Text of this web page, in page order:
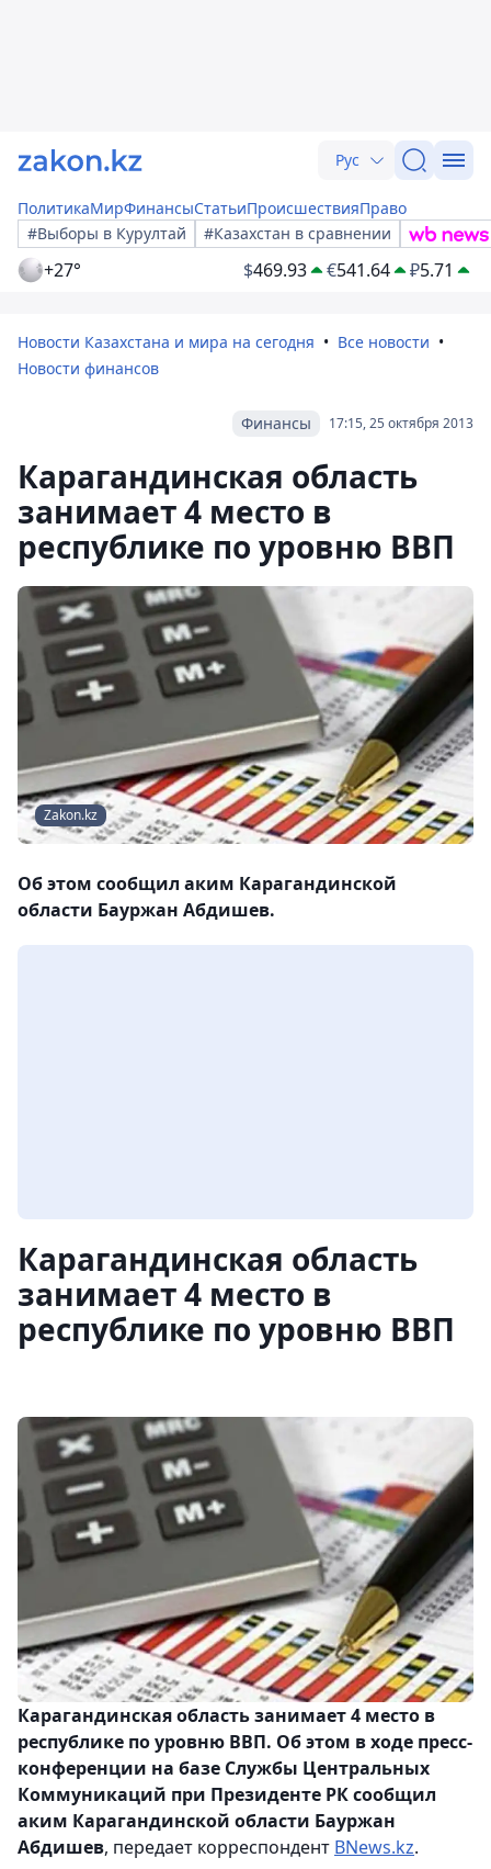
Рус
ПолитикаМирФинансыСтатьиПроисшествияПраво
#Выборы в Курултай
#Казахстан в сравнении
+27° $469.93 €541.64 ₽5.71
Новости Казахстана и мира на сегодня
Все новости
Новости финансов
17:15, 25 октября 2013
Финансы
Карагандинская область
занимает 4 место в
республике по уровню ВВП
Zakon.kz
Об этом сообщил аким Карагандинской
области Бауржан Абдишев.
Карагандинская область
занимает 4 место в
республике по уровню ВВП
Карагандинская область занимает 4 место в
республике по уровню ВВП. Об этом в ходе пресс-
конференции на базе Службы Центральных
Коммуникаций при Президенте РК сообщил
аким Карагандинской области Бауржан
Абдишев, передает корреспондент BNews.kz.